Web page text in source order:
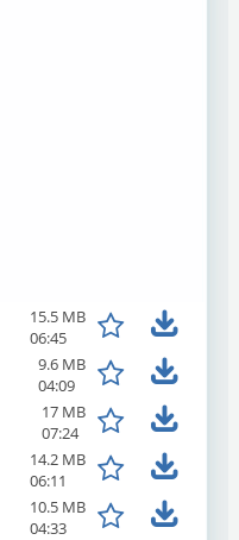
15.5 MB
06:45
9.6 MB
04:09
17 MB
07:24
14.2 MB
06:11
10.5 MB
04:33